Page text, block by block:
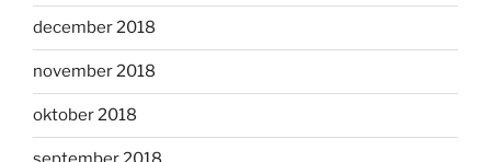
december 2018
november 2018
oktober 2018